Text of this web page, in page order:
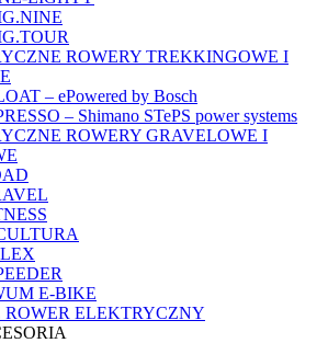
ROWERY TREKKINGOWE I
– ePowered by Bosch
– Shimano STePS power systems
ROWERY GRAVELOWE I
E-BIKE
ROWER ELEKTRYCZNY